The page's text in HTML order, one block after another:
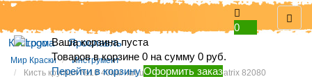
0
Ваша корзина пуста
Товаров в корзине0 на сумму0 руб.
Перейти в корзинуОформить заказ
Кострома Ярославль
Мир Краски
Инструмент
Кисть круглая №10 40мм нат.щетина, дер. ручка Matrix 82080